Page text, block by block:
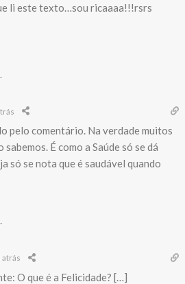
li este texto…sou ricaaaa!!!rsrs
pelo comentário. Na verdade muitos
É como a Saúde só se dá
só se nota que é saudável quando
atrás
O que é a Felicidade? […]